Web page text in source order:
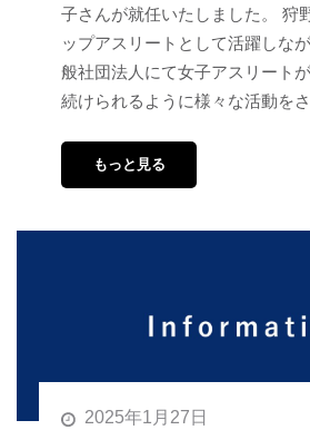
子さんが就任いたしました。 狩
ップアスリートとして活躍しな
般社団法人にて女子アスリート
続けられるように様々な活動を
もっと見る
2025年1月27日